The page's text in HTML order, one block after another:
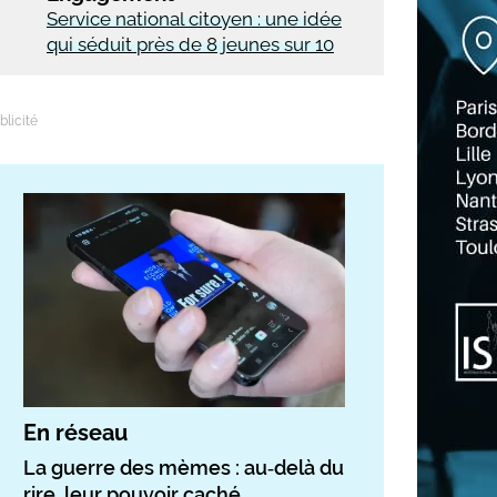
Service national citoyen : une idée
qui séduit près de 8 jeunes sur 10
En réseau
La guerre des mèmes : au‑delà du